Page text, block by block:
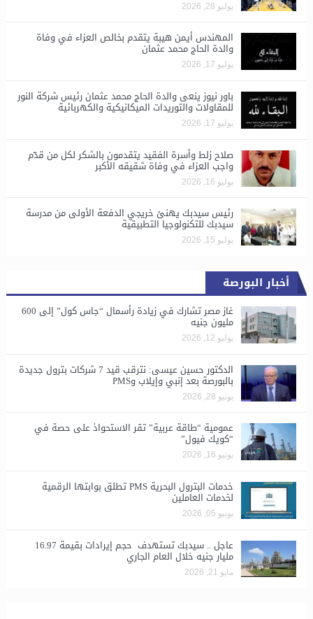
يوليو 28, 2026
المهندس أيمن هيبة يتقدم بخالص العزاء في وفاة
والدة الحاج محمد عثمان
يوليو 17, 2026
باور نيوز ينعى والدة الحاج محمد عثمان رئيس شركة النور
للمقاولات والتوريدات الميكانيكية والكهربائية
يوليو 17, 2026
صلاح زلط وأسرة الفقيد يتقدمون بالشكر لكل من قدّم
واجب العزاء في وفاة شقيقه الأكبر
يوليو 16, 2026
رئيس سيدبك يهنئ خريجي الدفعة الأولى من مدرسة
سيدبك للتكنولوجيا التطبيقية
يوليو 15, 2026
أخبار البورصة
غاز مصر تشارك في زيادة رأسمال “جاس كول” إلى 600
مليون جنيه
يوليو 12, 2026
الدكتور حسين عيسى: نترقب قيد 7 شركات بترول جديدة
بالبورصة بعد إنبي وإيلاب وPMS
يونيو 28, 2026
​عمومية “طاقة عربية” تقر الاستحواذ على حصة في
“كويك فيول”
يونيو 16, 2026
خدمات البترول البحرية PMS تطلق بوابتها الرقمية
لخدمات العاملين
يونيو 05, 2026
عاجل .. سيدبك تستهدف حجم إيرادات بقيمة 16.97
مليار جنيه خلال العام الجاري
مايو 21, 2026